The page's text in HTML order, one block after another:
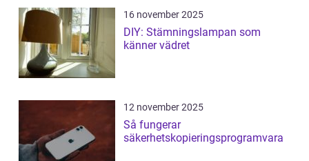
16 november 2025
DIY: Stämningslampan som
känner vädret
12 november 2025
Så fungerar
säkerhetskopieringsprogramvara